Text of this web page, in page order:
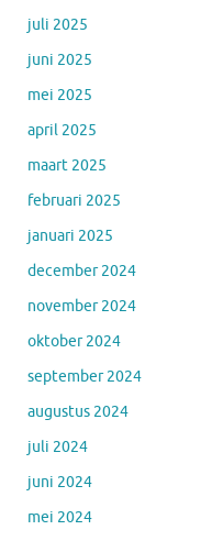
juli 2025
juni 2025
mei 2025
april 2025
maart 2025
februari 2025
januari 2025
december 2024
november 2024
oktober 2024
september 2024
augustus 2024
juli 2024
juni 2024
mei 2024